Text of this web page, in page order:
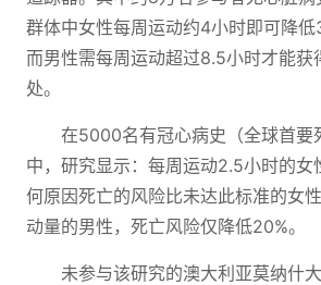
群体中女性每周运动约4小时即可降低
而男性需每周运动超过8.5小时才能获
处。
在5000名有冠心病史（全球首要
中，研究显示：每周运动2.5小时的女
何原因死亡的风险比未达此标准的女
动量的男性，死亡风险仅降低20%。
未参与该研究的澳大利亚莫纳什